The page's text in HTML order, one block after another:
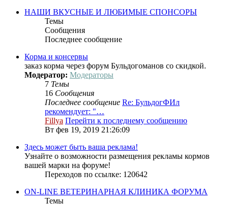
НАШИ ВКУСНЫЕ И ЛЮБИМЫЕ СПОНСОРЫ
Темы
Сообщения
Последнее сообщение
Корма и консервы
заказ корма через форум Бульдогоманов со скидкой.
Модератор: Модераторы
7 Темы
16 Сообщения
Последнее сообщение Re: БульдогФИл
рекомендует: "…
Fillya Перейти к последнему сообщению
Вт фев 19, 2019 21:26:09
Здесь может быть ваша реклама!
Узнайте о возможности размещения рекламы кормов
вашей марки на форуме!
Переходов по ссылке: 120642
ON-LINE ВЕТЕРИНАРНАЯ КЛИНИКА ФОРУМА
Темы